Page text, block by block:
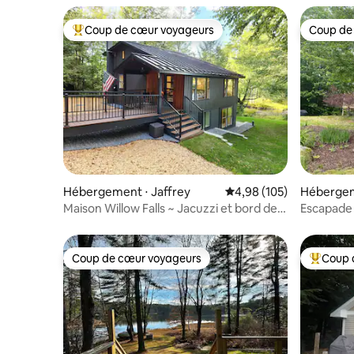
Coups de cœur voyageurs les plus appréciés
Coup de cœur voyageurs
Hébergement ⋅ Jaffrey Évaluation moyenne
4,98 (105)
Maison Willow Falls ~ Jacuzzi et bord de
Coup
Coup
Coup de cœur voyageurs
Coup de cœur voyageurs Coups
Coup